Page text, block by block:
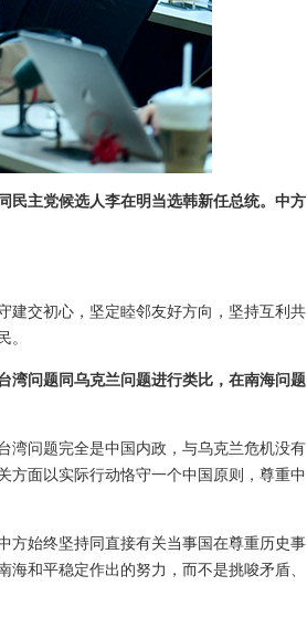
民主党候选人李在明当选韩新任总统。中方
建交初心，坚定睦邻友好方向，坚持互利共
。
湾问题同乌克兰问题进行类比，在南海问题
湾问题完全是中国内政，与乌克兰危机没有
方面以实际行动恪守一个中国原则，尊重中
方始终坚持同直接有关当事国在尊重历史事
和平稳定作出的努力，而不是挑唆矛盾、